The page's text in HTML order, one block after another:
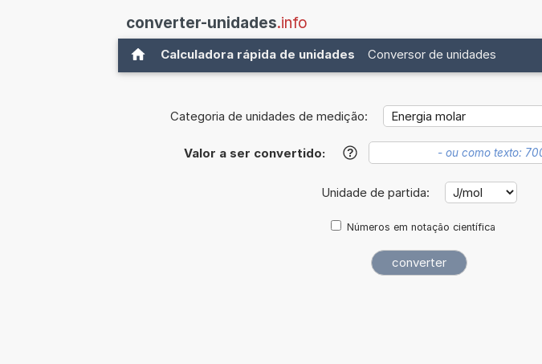
converter-unidades.info
Calculadora rápida de unidades Conversor de unidades
Categoria de unidades de medição:
Valor a ser convertido: ?
Unidade de partida:
Números em notação científica